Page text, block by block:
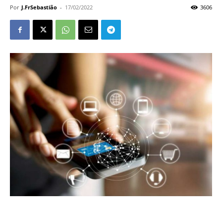
Por J.FrSebastião - 17/02/2022 3606